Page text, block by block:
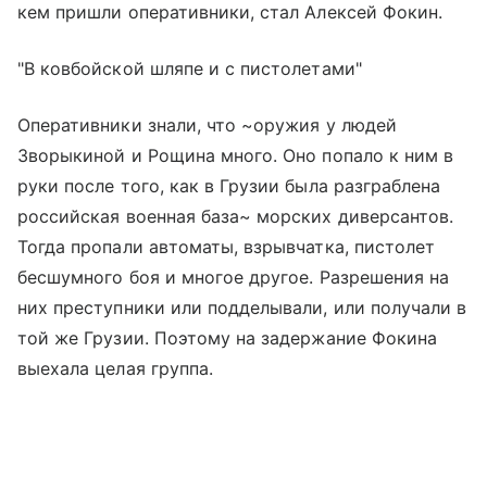
кем пришли оперативники, стал Алексей Фокин.
"В ковбойской шляпе и с пистолетами"
Оперативники знали, что ~оружия у людей
Зворыкиной и Рощина много. Оно попало к ним в
руки после того, как в Грузии была разграблена
российская военная база~ морских диверсантов.
Тогда пропали автоматы, взрывчатка, пистолет
бесшумного боя и многое другое. Разрешения на
них преступники или подделывали, или получали в
той же Грузии. Поэтому на задержание Фокина
выехала целая группа.